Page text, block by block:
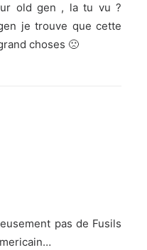
old gen , la tu vu ?
je trouve que cette
choses 🙁
pas de Fusils